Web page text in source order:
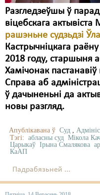
Разгледзеўшы ў
віцебскага
рашэньне судзьдзі
Кастрычніцкага
2018 году, старшыня
Хамічонак
Справа аб
ў дачыненьні да
новы разгляд.
Апублікавана ў Суд ,
Тэгі: абласны суд Мікола
Царыкаў Ірына Смалякова
КаАП
Падрабязьней ...
ЛПП
Мігранты
Мірныя сходы
Палітвязьні
Праваабаронцы
Правы дзіцяці
Распальваньне варожасьці
Свабода слова